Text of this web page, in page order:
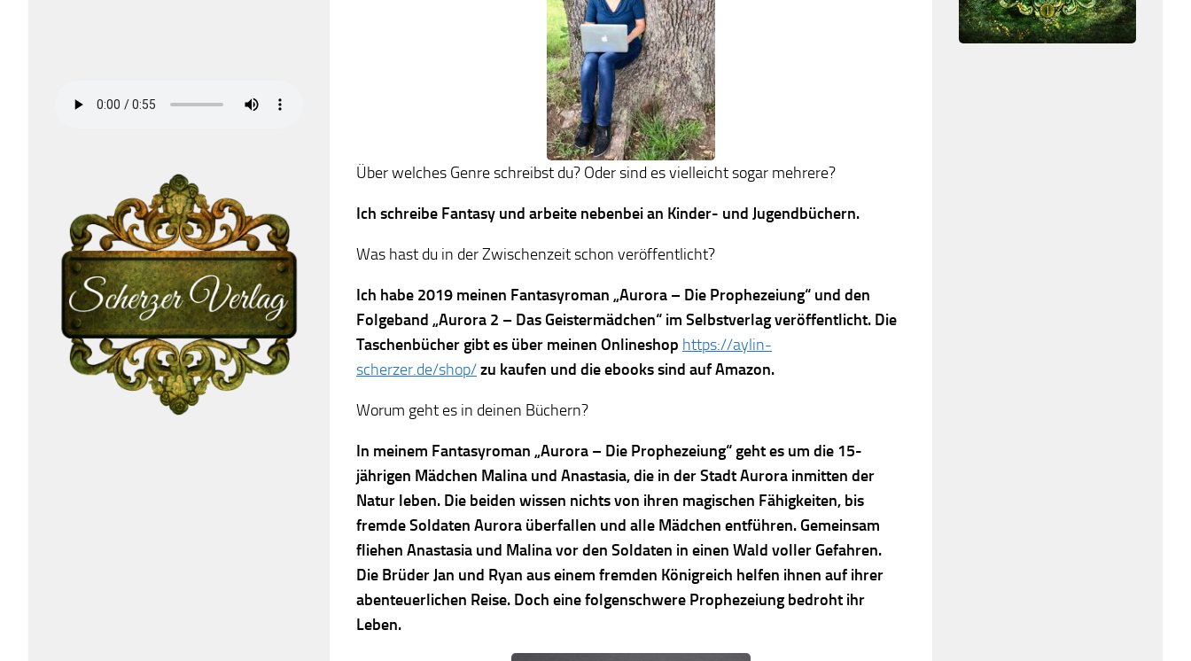
Über welches Genre schreibst du? Oder sind es vielleicht sogar mehrere?
Ich schreibe Fantasy und arbeite nebenbei an Kinder- und Jugendbüchern.
Was hast du in der Zwischenzeit schon veröffentlicht?
Ich habe 2019 meinen Fantasyroman „Aurora – Die Prophezeiung“ und den
Folgeband „Aurora 2 – Das Geistermädchen“ im Selbstverlag veröffentlicht. Die
Taschenbücher gibt es über meinen Onlineshop https://aylin-
scherzer.de/shop/zu kaufen und die ebooks sind auf Amazon.
Worum geht es in deinen Büchern?
In meinem Fantasyroman „Aurora – Die Prophezeiung“ geht es um die 15-
jährigen Mädchen Malina und Anastasia, die in der Stadt Aurora inmitten der
Natur leben. Die beiden wissen nichts von ihren magischen Fähigkeiten, bis
fremde Soldaten Aurora überfallen und alle Mädchen entführen. Gemeinsam
fliehen Anastasia und Malina vor den Soldaten in einen Wald voller Gefahren.
Die Brüder Jan und Ryan aus einem fremden Königreich helfen ihnen auf ihrer
abenteuerlichen Reise. Doch eine folgenschwere Prophezeiung bedroht ihr
Leben.